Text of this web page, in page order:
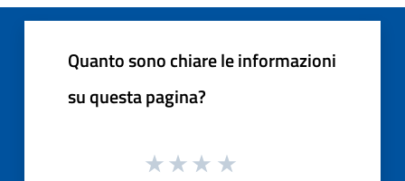
Quanto sono chiare le informazioni
su questa pagina?